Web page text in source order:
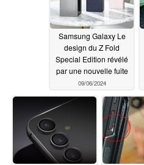
09/07/2024
Samsung Galaxy Le
design du Z Fold
Special Edition révélé
par une nouvelle fuite
09/06/2024